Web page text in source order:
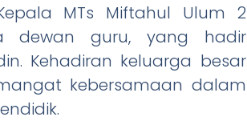
MTs Miftahul Ulum 2
dewan guru, yang hadir
Kehadiran keluarga besar
kebersamaan dalam